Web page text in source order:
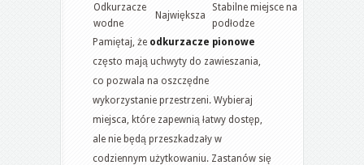
Odkurzacze
wodne
Największa
Stabilne miejsce na
podłodze
Pamiętaj, że odkurzacze pionowe
często mają uchwyty do zawieszania,
co pozwala na oszczędne
wykorzystanie przestrzeni. Wybieraj
miejsca, które zapewnią łatwy dostęp,
ale nie będą przeszkadzały w
codziennym użytkowaniu. Zastanów się